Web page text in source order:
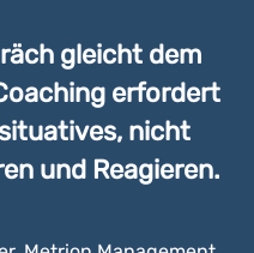
gleicht dem
erfordert
nicht
und Reagieren.